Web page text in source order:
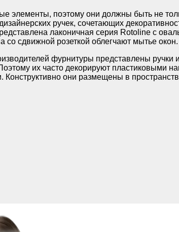
элементы, поэтому они должны быть не
ручек, сочетающих
лаконичная серия Rotoline с
сдвижной розеткой облегчают мытье окон.
фурнитуры представлены
их часто декорируют пластиковыми
Конструктивно они размещены в